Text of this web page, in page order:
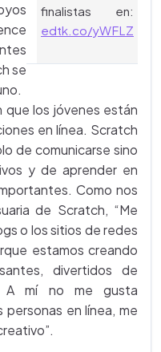
finalistas en:
edtk.co/yWFLZ
se
los jóvenes están
en línea. Scratch
de comunicarse sino
y de aprender en
Como nos
de Scratch, “Me
o los sitios de redes
estamos creando
divertidos de
A mí no me gusta
en línea, me